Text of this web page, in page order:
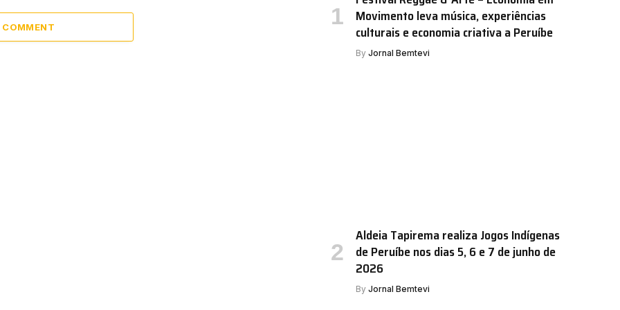
COMMENT
Movimento leva música, experiências
culturais e economia criativa a Peruíbe
By Jornal Bemtevi
Aldeia Tapirema realiza Jogos Indígenas
de Peruíbe nos dias 5, 6 e 7 de junho de
2026
By Jornal Bemtevi